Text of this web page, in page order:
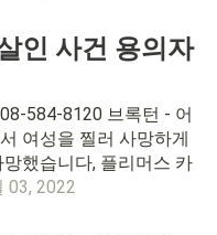
인 사건 용의자
584-8120 브록턴 - 어
여성을 찔러 사망하게
했습니다, 플리머스 카
03, 2022